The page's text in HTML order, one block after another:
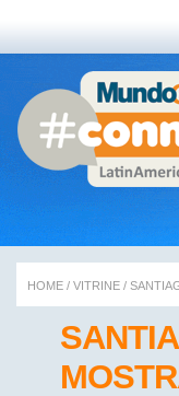
HOME / VITRINE /